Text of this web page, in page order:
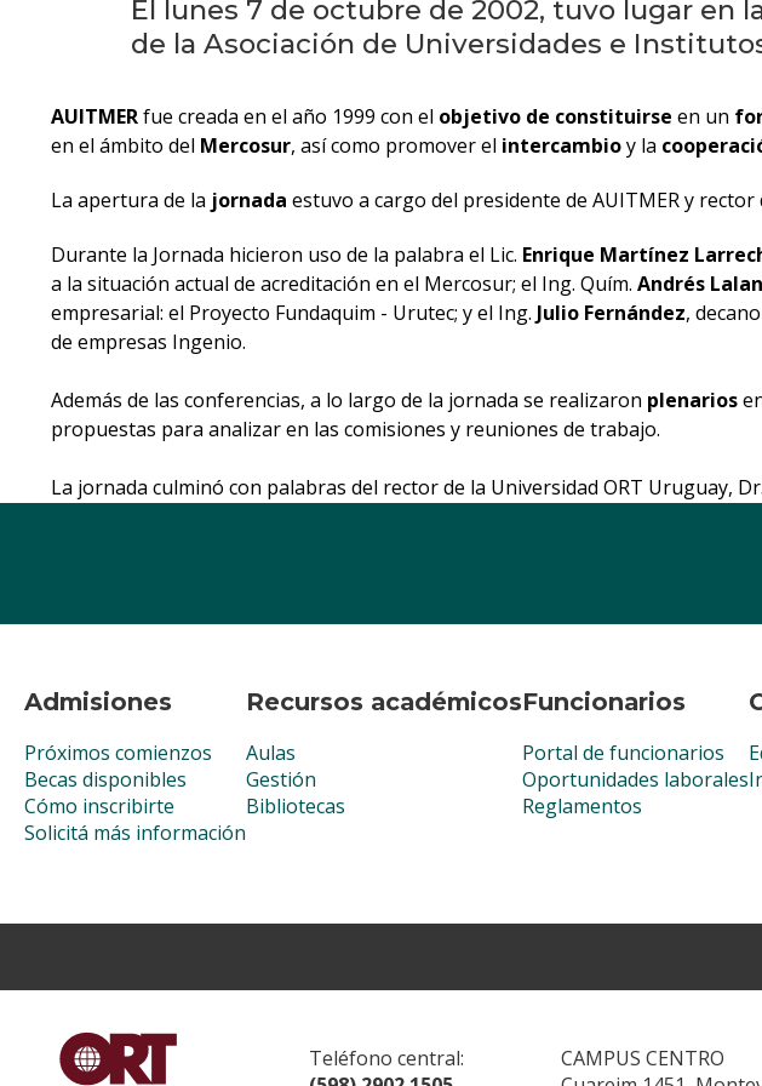
El lunes 7 de octubre de 2002, tuvo lugar en
de la Asociación de Universidades e
AUITMERfue creada en el año 1999 con el objetivo de constituirse en un
en el ámbito del Mercosur, así como promover el intercambioy la
La apertura de la jornada estuvo a cargo del presidente de AUITMER y rector
Durante la Jornada hicieron uso de la palabra el Lic. Enrique Martínez
a la situación actual de acreditación en el Mercosur; el Ing. Quím. Andrés
empresarial: el Proyecto Fundaquim - Urutec; y el Ing. Julio Fernández,
de empresas Ingenio.
Además de las conferencias, a lo largo de la jornada se realizaron plenarios
propuestas para analizar en las comisiones y reuniones de trabajo.
La jornada culminó con palabras del rector de la Universidad ORT Uruguay, Dr.
Admisiones
Próximos comienzos
Becas disponibles
Cómo inscribirte
Solicitá más información
Recursos académicos
Aulas
Gestión
Bibliotecas
Funcionarios
Portal de funcionarios
Oportunidades laborales
Reglamentos
Teléfono central:
CAMPUS CENTRO